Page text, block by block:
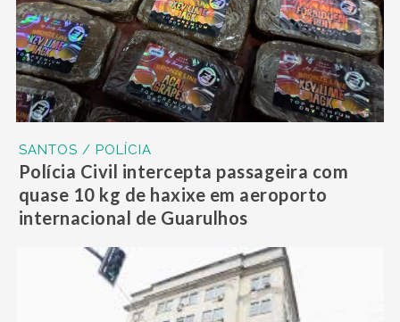
SANTOS / POLÍCIA
Polícia Civil intercepta passageira com
quase 10 kg de haxixe em aeroporto
internacional de Guarulhos